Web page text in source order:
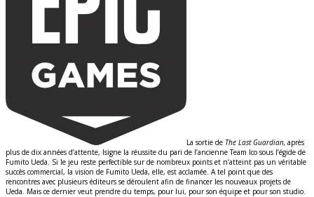
La sortie de The Last Guardian, après
plus de dix années d’attente, lsigne la réussite du pari de l’ancienne Team Ico sous l’égide de
Fumito Ueda. Si le jeu reste perfectible sur de nombreux points et n’atteint pas un véritable
succès commercial, la vision de Fumito Ueda, elle, est acclamée. A tel point que des
rencontres avec plusieurs éditeurs se déroulent afin de financer les nouveaux projets de
Ueda. Mais ce dernier veut prendre du temps, pour lui, pour son équipe et pour son studio.